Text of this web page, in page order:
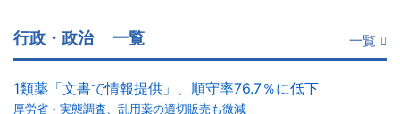
行政・政治 一覧 一覧
1類薬「文書で情報提供」、順守率76.7％に低下
厚労省・実態調査、乱用薬の適切販売も微減